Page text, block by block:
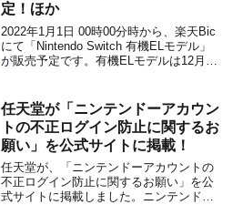
定！ほか
2022年1月1日 00時00分時から、楽天Bic
にて「Nintendo Switch 有機ELモデル」
が販売予定です。有機ELモデルは12月に
い状況。また、年始以降について「需要
次第だが、懸念していた通り、...
任天堂が「ニンテンドーアカウン
トの不正ログイン防止に関するお
願い」を公式サイトに掲載！
任天堂が、「ニンテンドーアカウントの
不正ログイン防止に関するお願い」を公
式サイトに掲載しました。ニンテンドー